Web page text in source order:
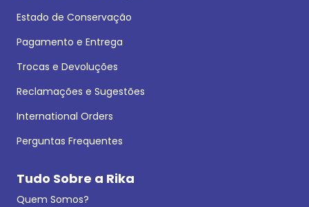
Estado de Conservação
Pagamento e Entrega
Trocas e Devoluções
Reclamações e Sugestões
International Orders
Perguntas Frequentes
Tudo Sobre a Rika
Quem Somos?